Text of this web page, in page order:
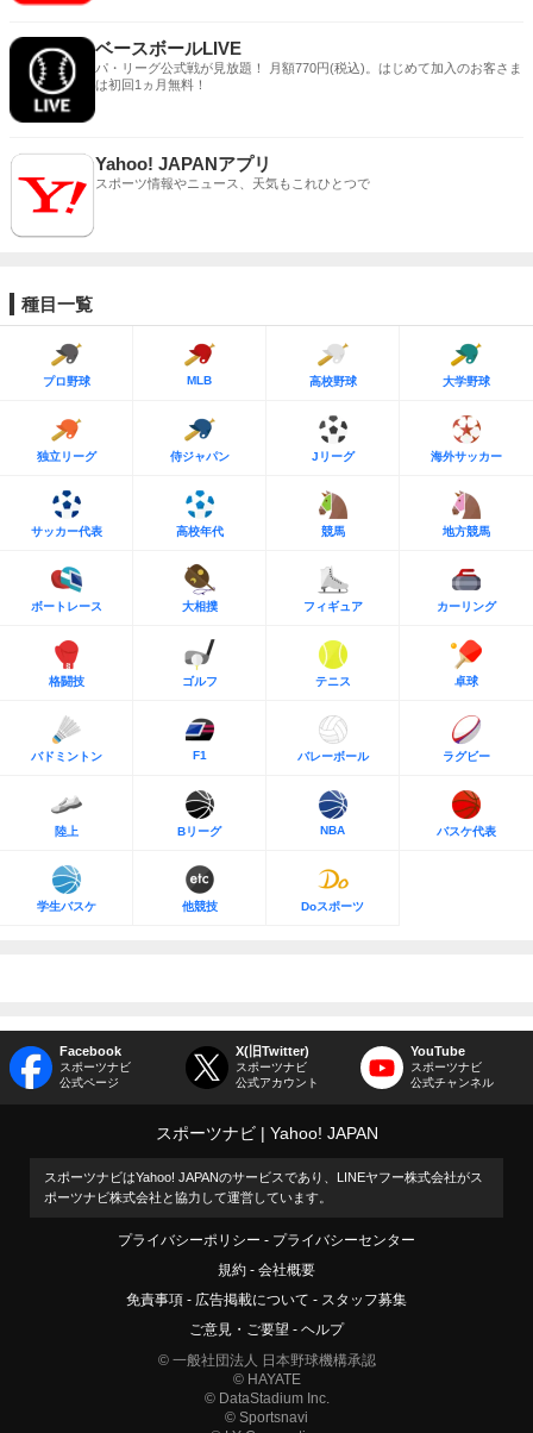
ベースボールLIVE
パ・リーグ公式戦が見放題！ 月額770円(税込)。はじめて加入のお客さま
は初回1ヵ月無料！
Yahoo! JAPANアプリ
スポーツ情報やニュース、天気もこれひとつで
種目一覧
プロ野球 MLB 高校野球 大学野球
独立リーグ 侍ジャパン Jリーグ 海外サッカー
サッカー代表 高校年代 競馬 地方競馬
ボートレース 大相撲 フィギュア カーリング
格闘技 ゴルフ テニス 卓球
バドミントン F1 バレーボール ラグビー
陸上 Bリーグ NBA バスケ代表
学生バスケ 他競技 Doスポーツ
Facebook
スポーツナビ
公式ページ
X(旧Twitter)
スポーツナビ
公式アカウント
YouTube
スポーツナビ
公式チャンネル
スポーツナビ Yahoo! JAPAN
スポーツナビはYahoo! JAPANのサービスであり、LINEヤフー株式会社がス
ポーツナビ株式会社と協力して運営しています。
プライバシーポリシー
プライバシーセンター
規約
会社概要
免責事項
広告掲載について
スタッフ募集
ご意見・ご要望
ヘルプ
© 一般社団法人 日本野球機構承認
© HAYATE
© DataStadium Inc.
© Sportsnavi